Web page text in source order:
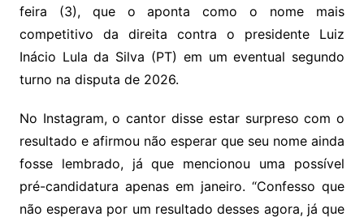
feira (3), que o aponta como o nome mais
competitivo da direita contra o presidente Luiz
Inácio Lula da Silva (PT) em um eventual segundo
turno na disputa de 2026.
No Instagram, o cantor disse estar surpreso com o
resultado e afirmou não esperar que seu nome ainda
fosse lembrado, já que mencionou uma possível
pré-candidatura apenas em janeiro. “Confesso que
não esperava por um resultado desses agora, já que